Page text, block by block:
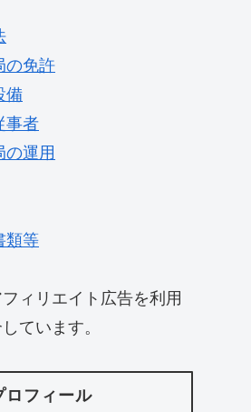
の免許
備
事者
の運用
類等
ィリエイト広告を利用
ています。
ロフィール